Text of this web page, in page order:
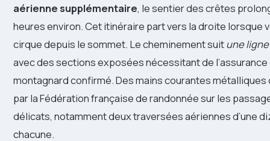
aérienne supplémentaire, le sentier des crêtes
heures environ. Cet itinéraire part vers la droite lorsque
cirque depuis le sommet. Le cheminement suitune
avec des sections exposées nécessitant de l’assurance
montagnard confirmé. Des mains courantes
par la Fédération française de randonnée sur les
délicats, notamment deux traversées aériennes d’une
chacune.